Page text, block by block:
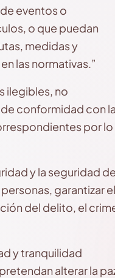
eventos o
o que puedan
medidas y
las normativas.”
ilegibles, no
conformidad con
por lo
y la seguridad de
garantizar el
del delito, el
y tranquilidad
alterar la